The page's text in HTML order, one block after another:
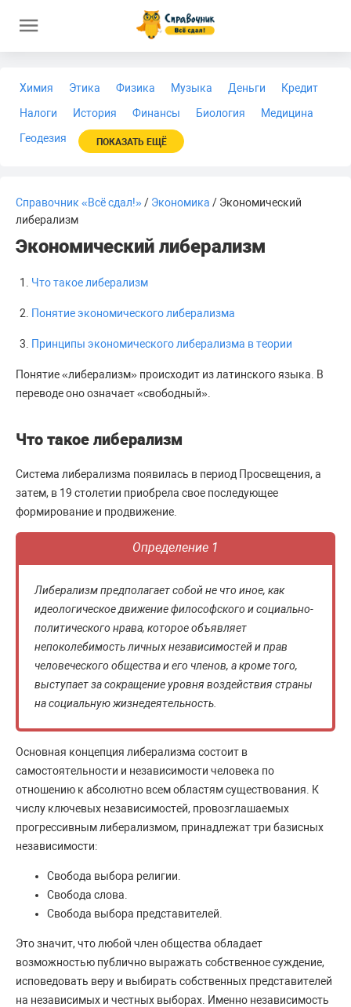
Химия Этика Физика Музыка Деньги
Кредит
Налоги
История Финансы Биология
Медицина
Геодезия
ПОКАЗАТЬ ЕЩЁ
Справочник «Всё сдал!»/ Экономика / Экономический
либерализм
Экономический либерализм
Что такое либерализм
Понятие экономического либерализма
Принципы экономического либерализма в теории
Понятие «либерализм» происходит из латинского языка. В
переводе оно означает «свободный».
Что такое либерализм
Система либерализма появилась в период Просвещения, а
затем, в 19 столетии приобрела свое последующее
формирование и продвижение.
Определение 1
Либерализм предполагает собой не что иное, как
идеологическое движение философского и социально-
политического нрава, которое объявляет
непоколебимость личных независимостей и прав
человеческого общества и его членов, а кроме того,
выступает за сокращение уровня воздействия страны
на социальную жизнедеятельность.
Основная концепция либерализма состоит в
самостоятельности и независимости человека по
отношению к абсолютно всем областям существования. К
числу ключевых независимостей, провозглашаемых
прогрессивным либерализмом, принадлежат три базисных
независимости:
Свобода выбора религии.
Свобода слова.
Свобода выбора представителей.
Это значит, что любой член общества обладает
возможностью публично выражать собственное суждение,
исповедовать веру и выбирать собственных представителей
на независимых и честных выборах. Именно независимость